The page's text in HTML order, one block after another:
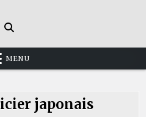
MENU
japonais